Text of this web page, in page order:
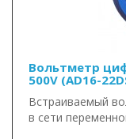
Вольтметр
500V (AD16-
Встраиваемый
в сети